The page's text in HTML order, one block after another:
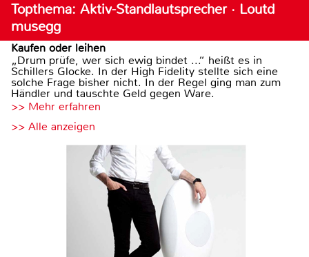
Topthema: Aktiv-Standlautsprecher · Loutd
musegg
Kaufen oder leihen
„Drum prüfe, wer sich ewig bindet ...“ heißt es in
Schillers Glocke. In der High Fidelity stellte sich eine
solche Frage bisher nicht. In der Regel ging man zum
Händler und tauschte Geld gegen Ware.
>> Mehr erfahren
>> Alle anzeigen